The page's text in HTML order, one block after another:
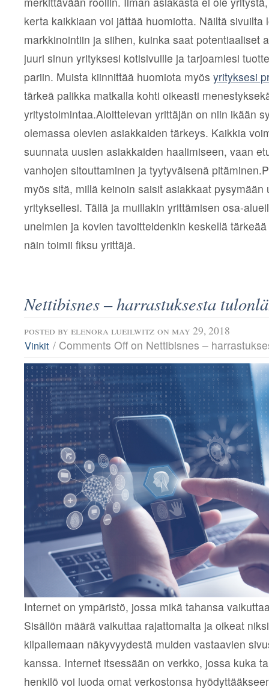
kerta kaikkiaan voi jättää huomiotta. Näiltä sivuilta
markkinointiin ja siihen, kuinka saat potentiaaliset
juuri sinun yrityksesi kotisivuille ja tarjoamiesi
pariin. Muista kiinnittää huomiota myös yrityksesi
tärkeä palikka matkalla kohti oikeasti
yritystoimintaa.Aloittelevan yrittäjän on niin ikään
olemassa olevien asiakkaiden tärkeys. Kaikkia
suunnata uusien asiakkaiden haalimiseen, vaan
vanhojen sitouttaminen ja tyytyväisenä
myös sitä, millä keinoin saisit asiakkaat pysymään
yrityksellesi. Tällä ja muillakin yrittämisen osa-
unelmien ja kovien tavoitteidenkin keskellä
näin toimii fiksu yrittäjä.
Nettibisnes – harrastuksesta
posted by elenora lueilwitz on may 29, 2018
Vinkit / Comments Off on Nettibisnes –
Internet on ympäristö, jossa mikä tahansa
Sisällön määrä vaikuttaa rajattomalta ja oikeat
kilpailemaan näkyvyydestä muiden vastaavien
kanssa. Internet itsessään on verkko, jossa kuka
henkilö voi luoda omat verkostonsa